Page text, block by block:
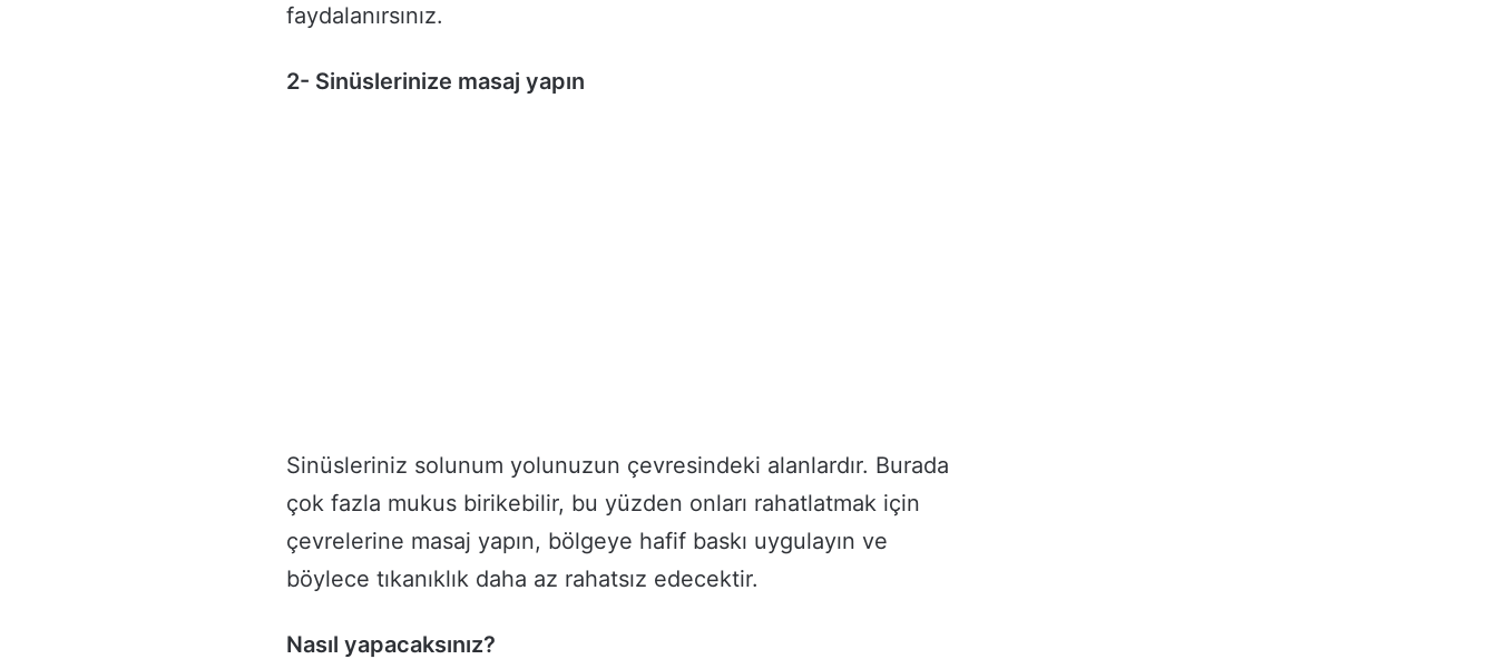
faydalanırsınız.
2- Sinüslerinize masaj yapın
Sinüsleriniz solunum yolunuzun çevresindeki alanlardır. Burada
çok fazla mukus birikebilir, bu yüzden onları rahatlatmak için
çevrelerine masaj yapın, bölgeye hafif baskı uygulayın ve
böylece tıkanıklık daha az rahatsız edecektir.
Nasıl yapacaksınız?